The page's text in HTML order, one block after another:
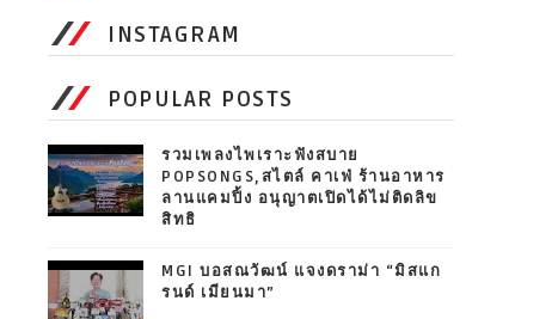
INSTAGRAM
POPULAR POSTS
รวมเพลงไพเราะฟังสบาย
POPSONGS,สไตล์ คาเฟ่ ร้านอาหาร
ลานแคมปิ้ง อนุญาตเปิดได้ไม่ติดลิข
สิทธิ
MGI บอสณวัฒน์ แจงดราม่า “มิสแก
รนด์ เมียนมา”